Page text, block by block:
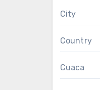
City
Country
Cuaca